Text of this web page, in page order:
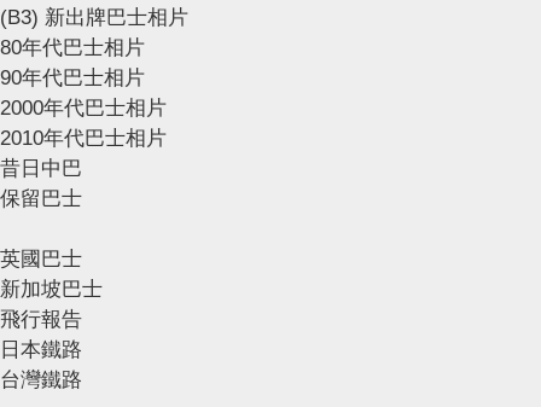
(B3) 新出牌巴士相片
80年代巴士相片
90年代巴士相片
2000年代巴士相片
2010年代巴士相片
昔日中巴
保留巴士
英國巴士
新加坡巴士
飛行報告
日本鐵路
台灣鐵路